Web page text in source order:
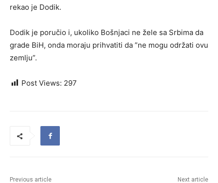
rekao je Dodik.
Dodik je poručio i, ukoliko Bošnjaci ne žele sa Srbima da
grade BiH, onda moraju prihvatiti da ”ne mogu održati ovu
zemlju”.
Post Views: 297
Previous article Next article